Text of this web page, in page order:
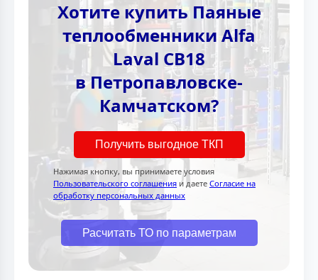
Хотите купить Паяные
теплообменники Alfa
Laval CB18
в Петропавловске-
Камчатском?
Получить выгодное ТКП
Нажимая кнопку, вы принимаете условия
Пользовательского соглашения и даете Согласие на
обработку персональных данных
Расчитать ТО по параметрам